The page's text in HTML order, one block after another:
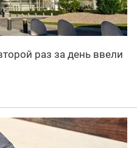
раз за день ввели